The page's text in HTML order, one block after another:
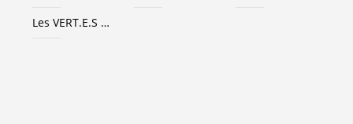
Les VERT.E.S